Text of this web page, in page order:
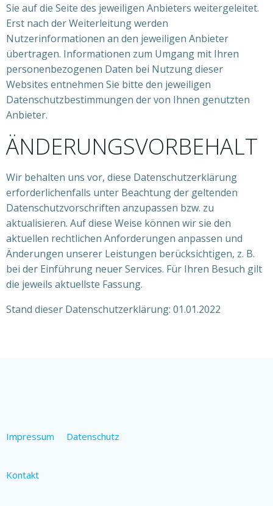
Sie auf die Seite des jeweiligen Anbieters weitergeleitet.
Erst nach der Weiterleitung werden
Nutzerinformationen an den jeweiligen Anbieter
übertragen. Informationen zum Umgang mit Ihren
personenbezogenen Daten bei Nutzung dieser
Websites entnehmen Sie bitte den jeweiligen
Datenschutzbestimmungen der von Ihnen genutzten
Anbieter.
ÄNDERUNGSVORBEHALT
Wir behalten uns vor, diese Datenschutzerklärung
erforderlichenfalls unter Beachtung der geltenden
Datenschutzvorschriften anzupassen bzw. zu
aktualisieren. Auf diese Weise können wir sie den
aktuellen rechtlichen Anforderungen anpassen und
Änderungen unserer Leistungen berücksichtigen, z. B.
bei der Einführung neuer Services. Für Ihren Besuch gilt
die jeweils aktuellste Fassung.
Stand dieser Datenschutzerklärung: 01.01.2022
Impressum Datenschutz
Kontakt